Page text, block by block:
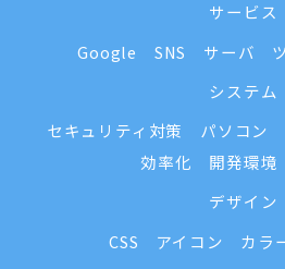
サービス
Google
SNS サーバ
システム
セキュリティ対策
パソコン
効率化
開発環境
デザイン
CSS
アイコン カラ